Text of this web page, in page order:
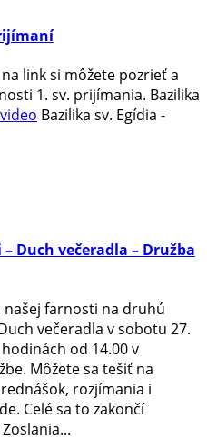
link si môžete pozrieť a
1. sv. prijímania. Bazilika
Bazilika sv. Egídia -
Duch večeradla – Družba
našej farnosti na druhú
večeradla v sobotu 27.
od 14.00 v
Môžete sa tešiť na
rozjímania i
Celé sa to zakončí